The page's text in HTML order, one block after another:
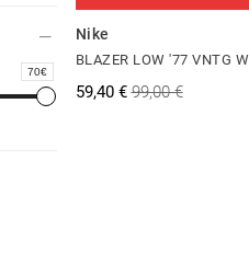
Nike
BLAZER LOW '77 VNTG W
59,40 € 99,00 €
70